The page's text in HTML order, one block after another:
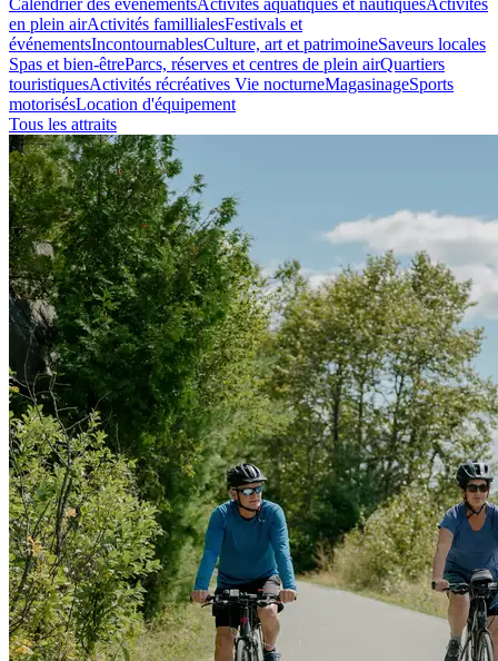
Calendrier des événementsActivités aquatiques et nautiquesActivités
en plein airActivités famillialesFestivals et
événementsIncontournablesCulture, art et patrimoineSaveurs locales
Spas et bien-êtreParcs, réserves et centres de plein airQuartiers
touristiquesActivités récréatives Vie nocturneMagasinageSports
motorisésLocation d'équipement
Tous les attraits